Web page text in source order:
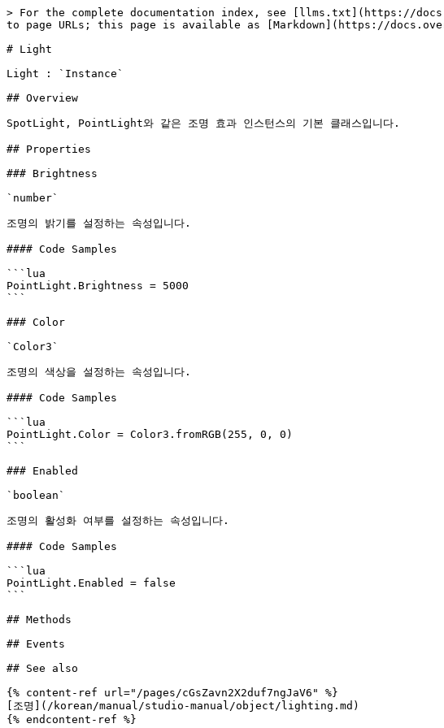
> For the complete documentation index, see [llms.txt](https://
to page URLs; this page is available as [Markdown](https://
# Light
Light : `Instance`
## Overview
SpotLight, PointLight와 같은 조명 효과 인스턴스의 기본 클래스입니다.
## Properties
### Brightness
`number`
조명의 밝기를 설정하는 속성입니다.
#### Code Samples
```lua
PointLight.Brightness = 5000
```
### Color
`Color3`
조명의 색상을 설정하는 속성입니다.
#### Code Samples
```lua
PointLight.Color = Color3.fromRGB(255, 0, 0)
```
### Enabled
`boolean`
조명의 활성화 여부를 설정하는 속성입니다.
#### Code Samples
```lua
PointLight.Enabled = false
```
## Methods
## Events
## See also
{% content-ref url="/pages/cGsZavn2X2duf7ngJaV6" %}
[조명](/korean/manual/studio-manual/object/lighting.md)